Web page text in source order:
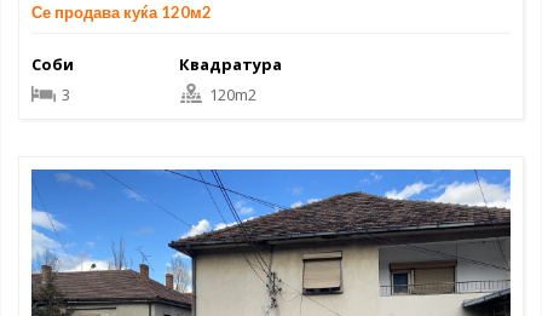
Се продава куќа 120м2
Соби
3
Квадратура
120m2